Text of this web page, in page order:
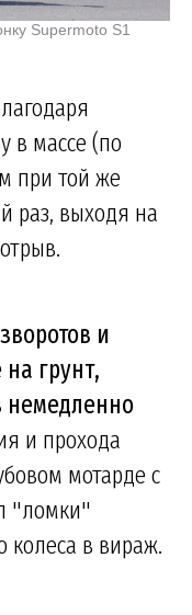
Supermoto S1
в массе (по
при той же
раз, выходя на
и
грунт,
немедленно
и прохода
мотарде с
"ломки"
колеса в вираж.